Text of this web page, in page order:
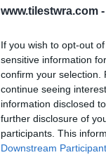
www.tilestwra.com -
If you wish to opt-out
sensitive information
confirm your selection.
continue seeing
information disclosed
further disclosure of
participants. This
Downstream